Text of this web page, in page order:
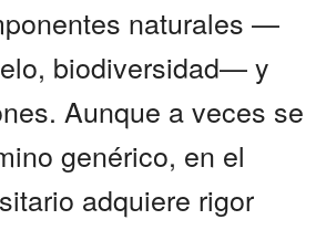
naturales —
biodiversidad— y
Aunque a veces se
genérico, en el
adquiere rigor